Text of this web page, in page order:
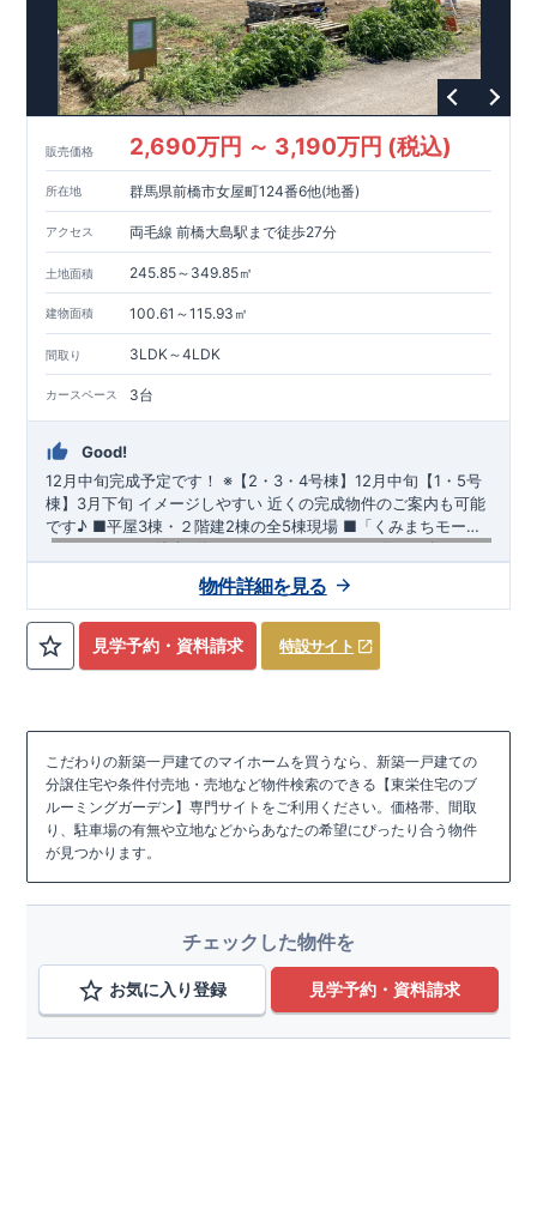
販売価格 2,690万円 ～ 3,190万円 (税込)
所在地 群馬県前橋市女屋町124番6他(地番)
アクセス 両毛線 前橋大島駅まで徒歩27分
土地面積 245.85～349.85㎡
建物面積 100.61～115.93㎡
間取り 3LDK～4LDK
カースペース 3台
Good!
12月中旬完成予定です！ ※【2・3・4号棟】12月中旬【1・5号
棟】3月下旬​ イメージしやすい 近くの完成物件のご案内も可能
です♪ ​■平屋3棟・２階建2棟の全5棟現場 ​■「くみまちモール
こじまた」まで徒歩9分 ​ （ベイシア・カインズ・スギドラッ
【学校】 ​永明小学校……徒歩16分（約1230ｍ） ​木瀬中学校……
徒歩16分（約1210ｍ）
（地盤編） ​地震に強い家づくり（建物編） 地震に強い家づく
り（制震編）
【ブルーミングガーデンが選ばれる理由】 ​↓ クリックすると
詳細ページが表示されます ​暮らしを豊かにする空間アイデア
外観デザインへのこだわり メンテナンスリフォーム
お問い合わせ​ 027-320-1238
曜日） 営業時間／9：30～18：30​
​ ​GOOD DESIGN AWARD2024 ​東栄住宅​
グッドデザイン賞を3プロジェクト同時受賞いたしました。
木造住宅用制震ダンパー / 東栄セーフティダンパー
良工法 / R-Evolve パイル
宅地開発手法 / 簡単に地図から
消せる道
見学予約・資料請求 特設サイト
物件詳細を見る
こだわりの新築一戸建てのマイホームを買うなら、新築一戸建ての
分譲住宅や条件付売地・売地など物件検索のできる【東栄住宅のブ
ルーミングガーデン】専門サイトをご利用ください。価格帯、間取
り、駐車場の有無や立地などからあなたの希望にぴったり合う物件
が見つかります。
チェックした物件を
お気に入り登録 見学予約・資料請求